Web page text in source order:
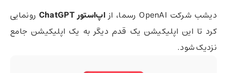
دیشب شرکت OpenAI رسما، از اپ‌استور ChatGPT
رونمایی
کرد تا این اپلیکیشن یک قدم دیگر به یک اپلیکیشن جامع
نزدیک شود.